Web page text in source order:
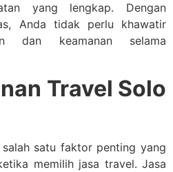
yang lengkap. Dengan
Anda tidak perlu khawatir
dan keamanan selama
Travel Solo
satu faktor penting yang
memilih jasa travel. Jasa